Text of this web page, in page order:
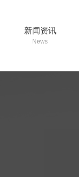
新闻资讯
News